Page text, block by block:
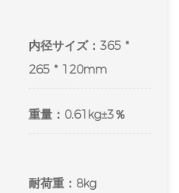
内径サイズ：365 *
265 * 120mm
重量：0.61kg±3％
耐荷重：8kg